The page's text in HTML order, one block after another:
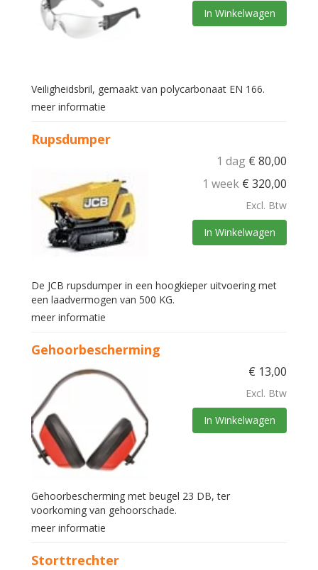
In Winkelwagen
Veiligheidsbril, gemaakt van polycarbonaat EN 166.
meer informatie
Rupsdumper
1 dag € 80,00
1 week € 320,00
Excl. Btw
In Winkelwagen
De JCB rupsdumper in een hoogkieper uitvoering met
een laadvermogen van 500 KG.
meer informatie
Gehoorbescherming
€ 13,00
Excl. Btw
In Winkelwagen
Gehoorbescherming met beugel 23 DB, ter
voorkoming van gehoorschade.
meer informatie
Storttrechter